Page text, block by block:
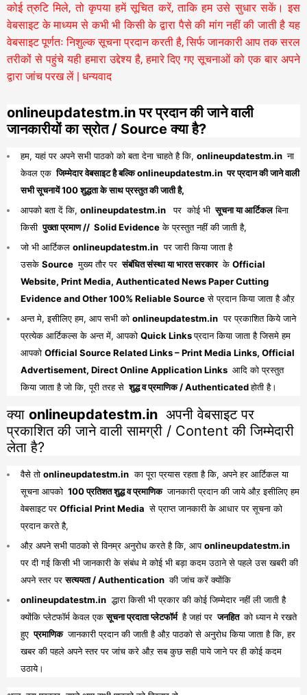
कोई त्रुटि मिले, तो कृपया हमें सूचित करें, ताकि हम उसे सुधार सकें। इस
वेबसाइट के माध्यम से कभी भी किसी के द्वारा पैसे की मांग नहीं की जाती है यह
वेबसाइट पूर्णतः निशुल्क सूचना प्रदान करती है,सिर्फ जानकारी आप तक सरल
तरीकों से पहुंचे यही हमारा उद्देश्य है, हमारे दिए गए सूचनाओं को एक बार अपने
द्वारा जांच परख लें | धन्यवाद
onlineupdatestm.in पर प्रदान की जाने वाली
जानकारीयों का स्रोत / Source क्या है?
हम, यहां पर अपने सभी पाठको को बता देना चाहते है कि, onlineupdatestm.in ना
केवल एक जिम्मेदार वेबसाइट है बल्कि onlineupdatestm.in पर प्रदान की जाने वाली
सभी सूचनायें 100 शुद्धता के साथ प्रस्तुत की जाती है,
आपको बता दें कि, onlineupdatestm.in पर कोई भी सूचना या आर्टिकलबिना
किसी पुख्ता प्रमाण // Solid Evidenceके प्रस्तुत नहीं की जाती है,
जो भी आर्टिकल onlineupdatestm.in पर जारी किया जाता है
उसके Source मुख्य तौर पर संबंधित संस्था या भारत सरकार के Official
Website, Print Media, Authenticated News Paper Cutting
Evidence and Other 100% Reliable Sourceसे प्रदान किया जाता है औऱ
अन्त मे, इसीलिए हम, आप सभी को onlineupdatestm.in पर प्रकाशित किये जाने
प्रत्येक आर्टिकल्स के अन्त में, आपको Quick Linksप्रदान किया जाता है जिसमे हम
आपको Official Source Related Links – Print Media Links, Official
Advertisement, Direct Online Application Links आदि को प्रस्तुत
किया जाता है जो कि, पूरी तरह से शुद्ध व प्रमाणिक / Authenticatedहोती है।
क्या onlineupdatestm.in अपनी वेबसाइट पर
प्रकाशित की जाने वाली सामग्री / Content की जिम्मेदारी
लेता है?
वैसे तो onlineupdatestm.in का पूरा प्रयास रहता है कि, अपने हर आर्टिकल या
सूचना आपको 100 प्रतिशत शुद्ध व प्रमाणिक जानकारी प्रदान की जाये औऱ इसीलिए हम
वेबसाइट पर Official Print Media से प्राप्त जानकारी के आधार पर सूचना को
प्रदान करते है,
औऱ अपने सभी पाठको से विनम्र अनुरोध करते है कि, आपonlineupdatestm.in
पर दी गई किसी भी जानकारी के संबंध मे कोई भी बड़ा कदम उठाने से पहले उस खबरी की
अपने स्तर परसत्ययता / Authentication की जांच करें क्योंकि
onlineupdatestm.in द्धारा किसी भी प्रकार की कोई जिम्मेदार नहीं ली जाती है
क्योंकि प्लेटफॉर्म केवल एकसूचना प्रदाता प्लेटफॉर्म है जहां पर जनहित को ध्यान मे रखते
हुए प्रमाणिक जानकारी प्रदान की जाती है औऱ पाठको से अनुरोध किया जाता है कि, हर
खबर की पहले अपने स्तर पर जांच करे औऱ सब कुछ सही पाये जाने पर ही कोई कदम
उठाये।